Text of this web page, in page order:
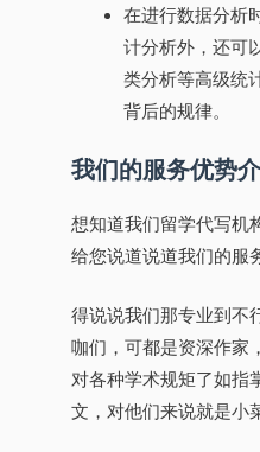
在进行数据分析
计分析外，还可
类分析等高级统
背后的规律。
我们的服务优势
想知道我们留学代写机
给您说道说道我们的服
得说说我们那专业到不
咖们，可都是资深作家
对各种学术规矩了如指
文，对他们来说就是小